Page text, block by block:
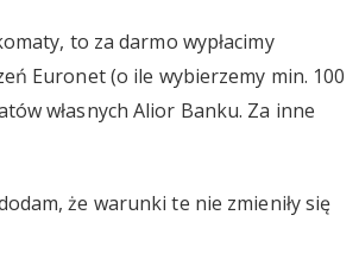
to za darmo wypłacimy
Euronet (o ile wybierzemy min. 100
własnych Alior Banku. Za inne
że warunki te nie zmieniły się